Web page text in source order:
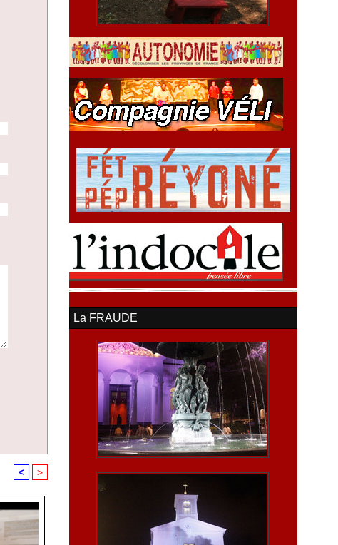
< >
La FRAUDE